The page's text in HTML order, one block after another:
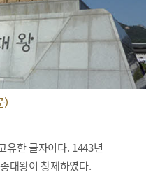
)
유한 글자이다. 1443년
대왕이 창제하였다.